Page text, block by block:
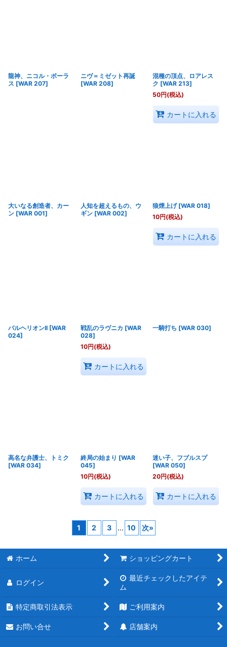
龍神、ニコル・ボーラ
ス [WAR 207]
ニヴ＝ミゼット再誕
[WAR 208]
混種の頂点、ロアレス
ク [WAR 213]
50円(税込)
カートに入れる
大いなる創造者、カー
ン [WAR 001]
人知を超えるもの、ウ
ギン [WAR 002]
狼煙上げ [WAR 018]
10円(税込)
カートに入れる
パルヘリオンII [WAR
024]
戦乱のラヴニカ [WAR
028]
10円(税込)
カートに入れる
一騎打ち [WAR 030]
高名な弁護士、トミク
[WAR 034]
終局の始まり [WAR
045]
10円(税込)
カートに入れる
迷い子、フブルスプ
[WAR 050]
20円(税込)
カートに入れる
1 2 3 ... 10 次»
ホーム ショッピングカート
ログイン
最近チェックしたアイテ
ム
特定商取引法表示 ご利用案内
お問い合せ 店舗案内